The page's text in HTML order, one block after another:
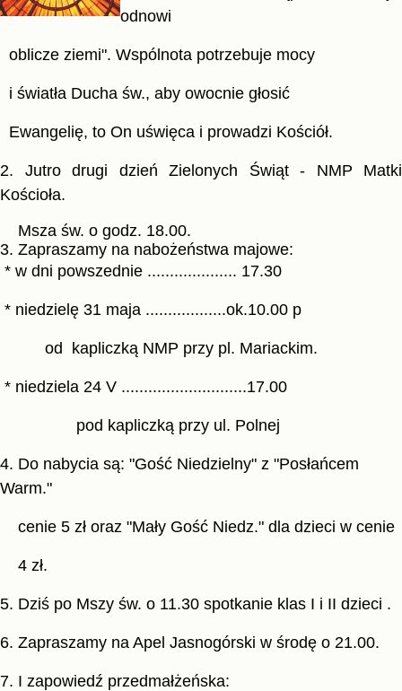
odnowi
oblicze ziemi". Wspólnota potrzebuje mocy
i światła Ducha św., aby owocnie głosić
Ewangelię, to On uświęca i prowadzi Kościół.
2. Jutro drugi dzień Zielonych Świąt - NMP Matki
Kościoła.
Msza św. o godz. 18.00.
3. Zapraszamy na nabożeństwa majowe:
* w dni powszednie .................... 17.30
* niedzielę 31 maja ..................ok.10.00 p
od kapliczką NMP przy pl. Mariackim.
* niedziela 24 V ............................17.00
pod kapliczką przy ul. Polnej
4. Do nabycia są: "Gość Niedzielny" z "Posłańcem
Warm."
cenie 5 zł oraz "Mały Gość Niedz." dla dzieci w cenie
4 zł.
5. Dziś po Mszy św. o 11.30 spotkanie klas I i II dzieci .
6. Zapraszamy na Apel Jasnogórski w środę o 21.00.
7. I zapowiedź przedmałżeńska: